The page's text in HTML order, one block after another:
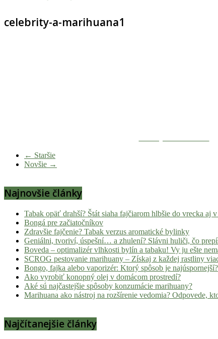
celebrity-a-marihuana1
← Staršie
Novšie →
Najnovšie články
Tabak opäť drahší? Štát siaha fajčiarom hlbšie do vrecka aj
Bongá pre začiatočníkov
Zdravšie fajčenie? Tabak verzus aromatické bylinky
Geniálni, tvoriví, úspešní… a zhulení? Slávni huliči, čo
Boveda – optimalizér vlhkosti bylín a tabaku! Vy ju ešte
SCROG pestovanie marihuany – Získaj z každej rastliny
Bongo, fajka alebo vaporizér: Ktorý spôsob je najúspornejší?
Ako vyrobiť konopný olej v domácom prostredí?
Aké sú najčastejšie spôsoby konzumácie marihuany?
Marihuana ako nástroj na rozšírenie vedomia? Odpovede,
Najčítanejšie články